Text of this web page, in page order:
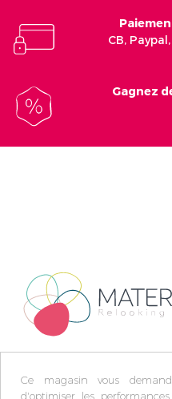
CB,
Gagnez
Ce magasin vous
d'optimiser les